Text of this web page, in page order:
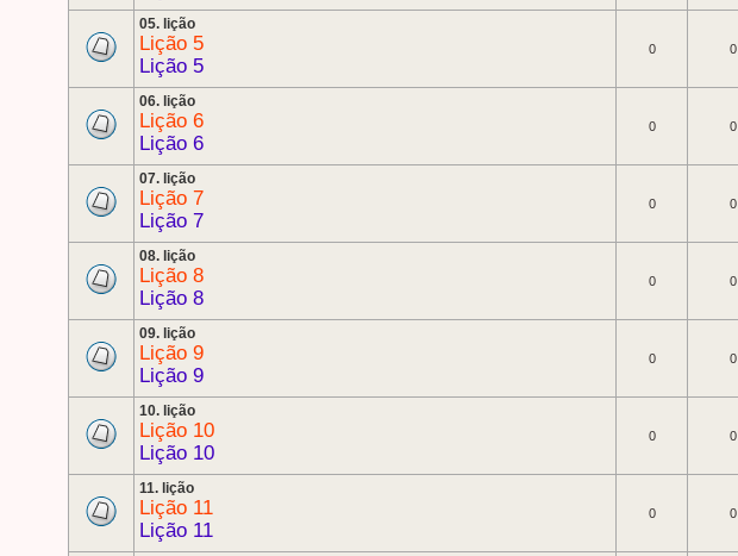
05. lição
Lição 5
Lição 5
0 0
06. lição
Lição 6
Lição 6
0 0
07. lição
Lição 7
Lição 7
0 0
08. lição
Lição 8
Lição 8
0 0
09. lição
Lição 9
Lição 9
0 0
10. lição
Lição 10
Lição 10
0 0
11. lição
Lição 11
Lição 11
0 0